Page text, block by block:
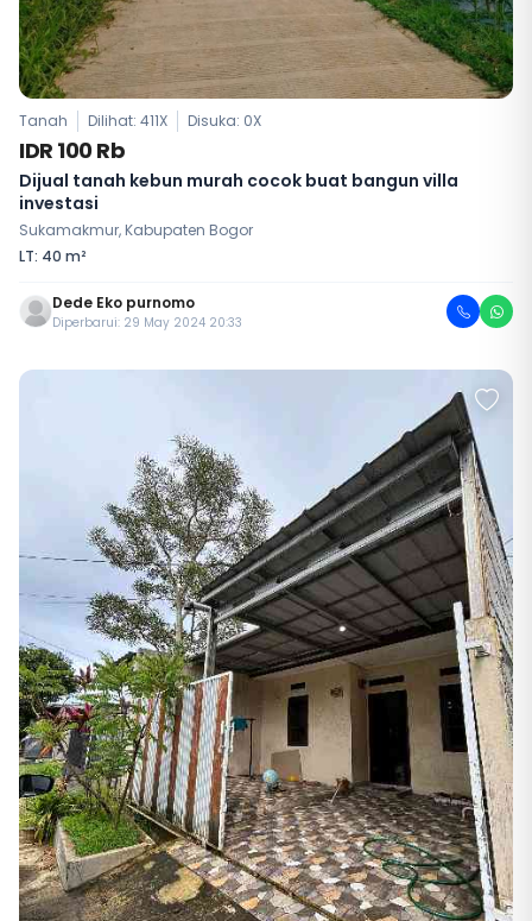
Tanah Dilihat: 411X Disuka: 0X
IDR 100 Rb
Dijual tanah kebun murah cocok buat bangun villa
investasi
Sukamakmur, Kabupaten Bogor
LT: 40 m²
Dede Eko purnomo
Diperbarui: 29 May 2024 20:33